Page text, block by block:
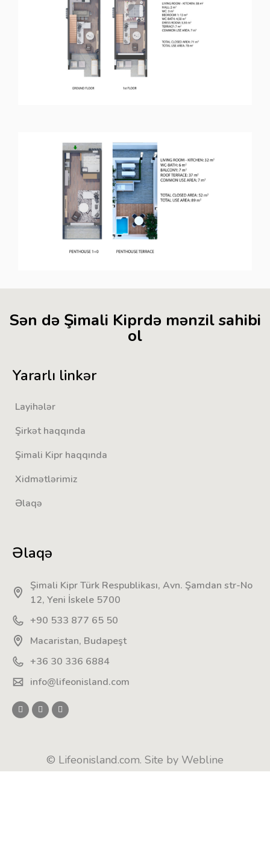
Sən də Şimali Kiprdə mənzil sahibi
ol
Yararlı linkər
Layihələr
Şirkət haqqında
Şimali Kipr haqqında
Xidmətlərimiz
Əlaqə
Əlaqə
Şimali Kipr Türk Respublikası, Avn. Şamdan str-No
12, Yeni İskele 5700
+90 533 877 65 50
Macaristan, Budapeşt
+36 30 336 6884
info@lifeonisland.com
© Lifeonisland.com. Site by Webline